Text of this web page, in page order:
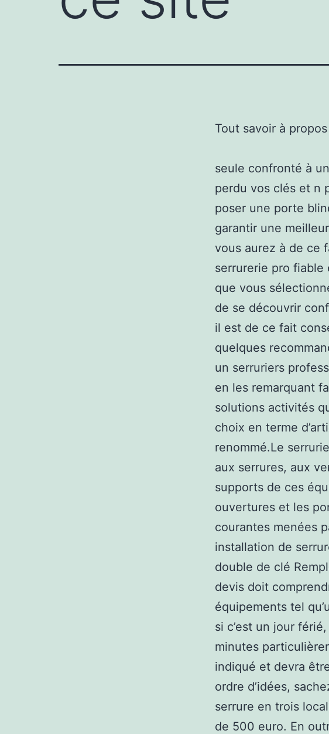
Tout savoir à
seule confronté à
perdu vos clés et n
poser une porte
garantir une
vous aurez à de ce
serrurerie pro fiable
que vous
de se découvrir
il est de ce fait
quelques
un serruriers
en les remarquant
solutions activités
choix en terme
renommé.Le
aux serrures, aux
supports de ces
ouvertures et les
courantes menées
installation de
double de clé
devis doit
équipements tel
si c’est un jour
minutes
indiqué et devra
ordre d’idées,
serrure en trois
de 500 euro. En